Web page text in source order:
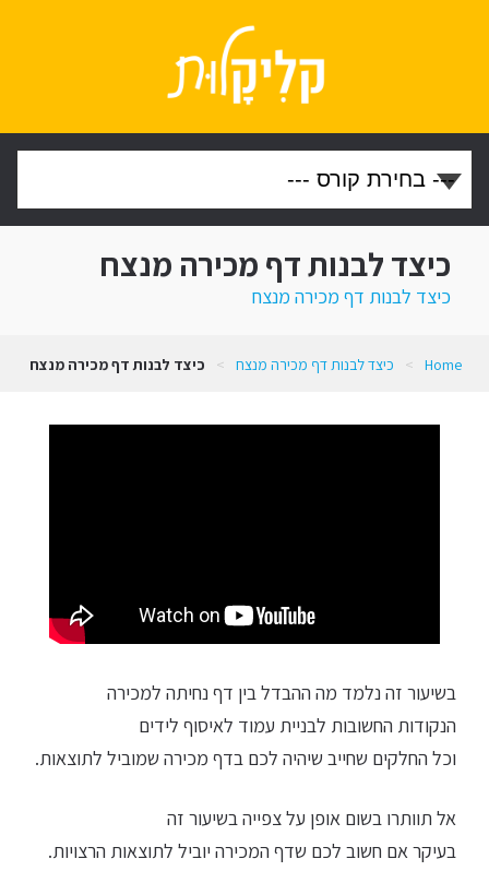
כיצד לבנות דף מכירה מנצח
כיצד לבנות דף מכירה מנצח
Home
> כיצד לבנות דף מכירה מנצח > כיצד לבנות דף מכירה מנצח
בשיעור זה נלמד מה ההבדל בין דף נחיתה למכירה
הנקודות החשובות לבניית עמוד לאיסוף לידים
וכל החלקים שחייב שיהיה לכם בדף מכירה שמוביל לתוצאות.
אל תוותרו בשום אופן על צפייה בשיעור זה
בעיקר אם חשוב לכם שדף המכירה יוביל לתוצאות הרצויות.